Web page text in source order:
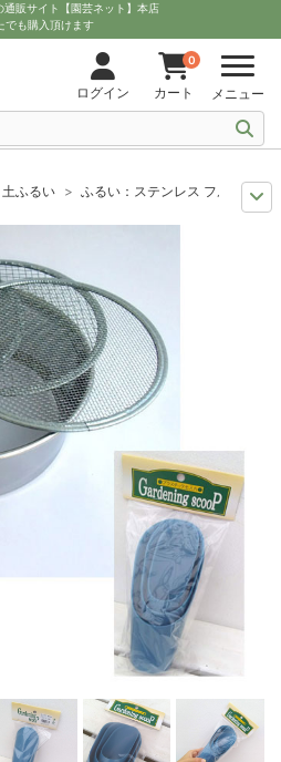
通販サイト【園芸ネット】本店
でも購入頂けます
ログイン
0
カート メニュー
ふるい
ふるい：ステンレス フルイ （
ふるい：ステンレス フルイ （直径21cm
ふるい：ステンレス フルイ （直径21cm